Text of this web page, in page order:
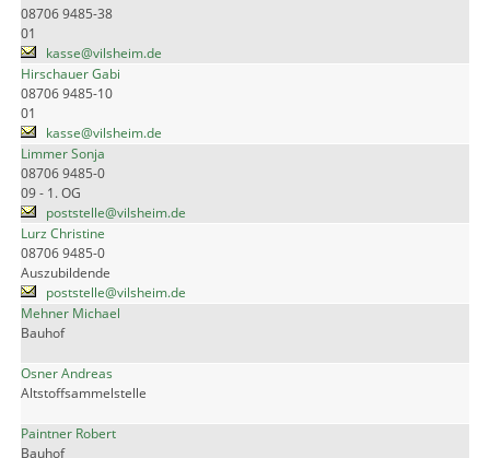
08706 9485-38
01
kasse@vilsheim.de
Hirschauer Gabi
08706 9485-10
01
kasse@vilsheim.de
Limmer Sonja
08706 9485-0
09 - 1. OG
poststelle@vilsheim.de
Lurz Christine
08706 9485-0
Auszubildende
poststelle@vilsheim.de
Mehner Michael
Bauhof
Osner Andreas
Altstoffsammelstelle
Paintner Robert
Bauhof